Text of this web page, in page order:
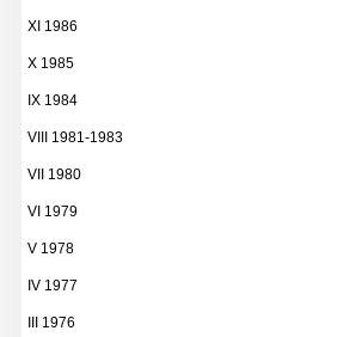
XI 1986
X 1985
IX 1984
VIII 1981-1983
VII 1980
VI 1979
V 1978
IV 1977
III 1976